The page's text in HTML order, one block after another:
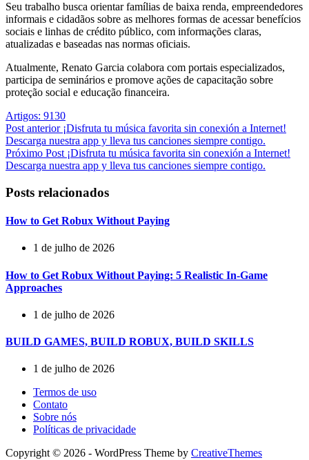
Seu trabalho busca orientar famílias de baixa renda, empreendedores
informais e cidadãos sobre as melhores formas de acessar benefícios
sociais e linhas de crédito público, com informações claras,
atualizadas e baseadas nas normas oficiais.
Atualmente, Renato Garcia colabora com portais especializados,
participa de seminários e promove ações de capacitação sobre
proteção social e educação financeira.
Artigos: 9130
Post anterior ¡Disfruta tu música favorita sin conexión a Internet!
Descarga nuestra app y lleva tus canciones siempre contigo.
Próximo Post ¡Disfruta tu música favorita sin conexión a Internet!
Descarga nuestra app y lleva tus canciones siempre contigo.
Posts relacionados
How to Get Robux Without Paying
1 de julho de 2026
How to Get Robux Without Paying: 5 Realistic In-Game
Approaches
1 de julho de 2026
BUILD GAMES, BUILD ROBUX, BUILD SKILLS
1 de julho de 2026
Termos de uso
Contato
Sobre nós
Políticas de privacidade
Copyright © 2026 - WordPress Theme by CreativeThemes